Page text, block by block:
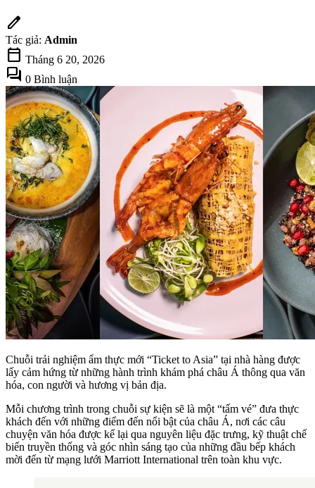
edit
Tác giả: Admin
calendar_today Tháng 6 20, 2026
forum 0 Bình luận
Chuỗi trải nghiệm ẩm thực mới “Ticket to Asia” tại nhà hàng được
lấy cảm hứng từ những hành trình khám phá châu Á thông qua văn
hóa, con người và hương vị bản địa.
Mỗi chương trình trong chuỗi sự kiện sẽ là một “tấm vé” đưa thực
khách đến với những điểm đến nổi bật của châu Á, nơi các câu
chuyện văn hóa được kể lại qua nguyên liệu đặc trưng, kỹ thuật chế
biến truyền thống và góc nhìn sáng tạo của những đầu bếp khách
mời đến từ mạng lưới Marriott International trên toàn khu vực.